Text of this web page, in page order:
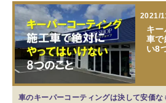
2021/
キ
車で
い8
車のキーパーコーティングは決して安価